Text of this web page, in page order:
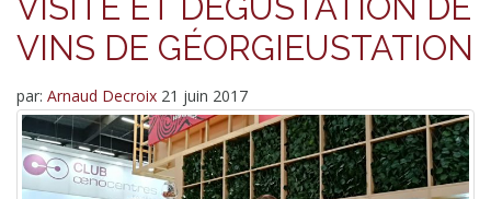
VINS DE GÉORGIEUSTATION
par: Arnaud Decroix 21 juin 2017